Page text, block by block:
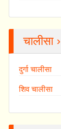
चालीसा ›
दुर्गा चालीसा
शिव चालीसा